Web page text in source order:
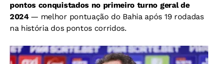
pontos conquistados no primeiro turno geral de
2024— melhor pontuação do Bahia após 19 rodadas
na história dos pontos corridos.